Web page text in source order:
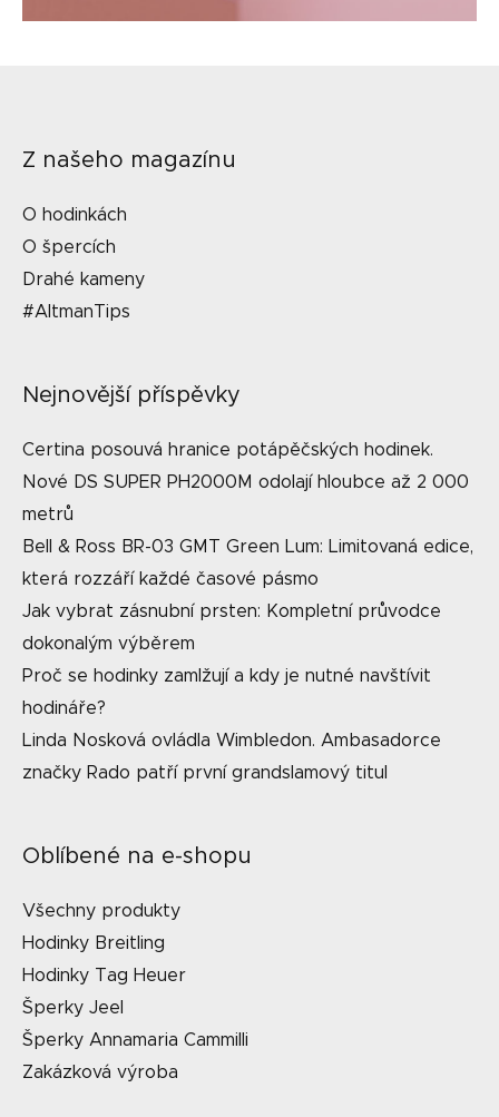
Z našeho magazínu
O hodinkách
O špercích
Drahé kameny
#AltmanTips
Nejnovější příspěvky
Certina posouvá hranice potápěčských hodinek.
Nové DS SUPER PH2000M odolají hloubce až 2 000
metrů
Bell & Ross BR-03 GMT Green Lum: Limitovaná edice,
která rozzáří každé časové pásmo
Jak vybrat zásnubní prsten: Kompletní průvodce
dokonalým výběrem
Proč se hodinky zamlžují a kdy je nutné navštívit
hodináře?
Linda Nosková ovládla Wimbledon. Ambasadorce
značky Rado patří první grandslamový titul
Oblíbené na e-shopu
Všechny produkty
Hodinky Breitling
Hodinky Tag Heuer
Šperky Jeel
Šperky Annamaria Cammilli
Zakázková výroba